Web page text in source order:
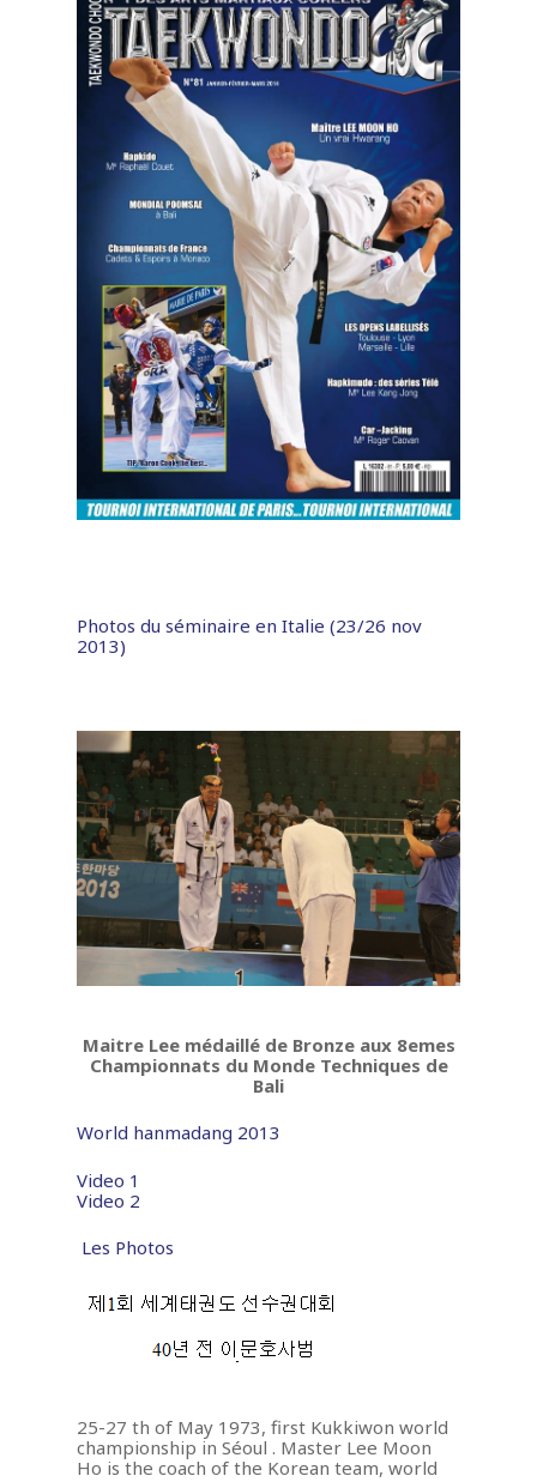
Photos du séminaire en Italie (23/26 nov
2013)
Maitre Lee médaillé de Bronze aux 8emes
Championnats du Monde Techniques de
Bali
World hanmadang 2013
Video 1
Video 2
Les Photos
25-27 th of May 1973, first Kukkiwon world
championship in Séoul . Master Lee Moon
Ho is the coach of the Korean team, world